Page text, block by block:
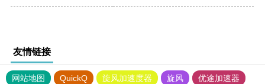
友情链接
网站地图 QuickQ 旋风加速度器 旋风
优途加速器